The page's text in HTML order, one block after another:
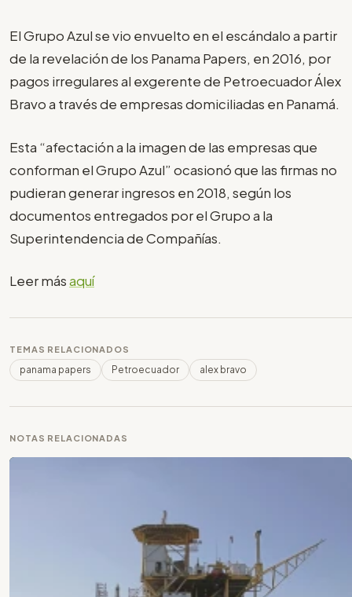
El Grupo Azul se vio envuelto en el escándalo a partir
de la revelación de los Panama Papers, en 2016, por
pagos irregulares al exgerente de Petroecuador Álex
Bravo a través de empresas domiciliadas en Panamá.
Esta “afectación a la imagen de las empresas que
conforman el Grupo Azul” ocasionó que las firmas no
pudieran generar ingresos en 2018, según los
documentos entregados por el Grupo a la
Superintendencia de Compañías.
Leer másaquí
TEMAS RELACIONADOS
panama papers Petroecuador alex bravo
NOTAS RELACIONADAS